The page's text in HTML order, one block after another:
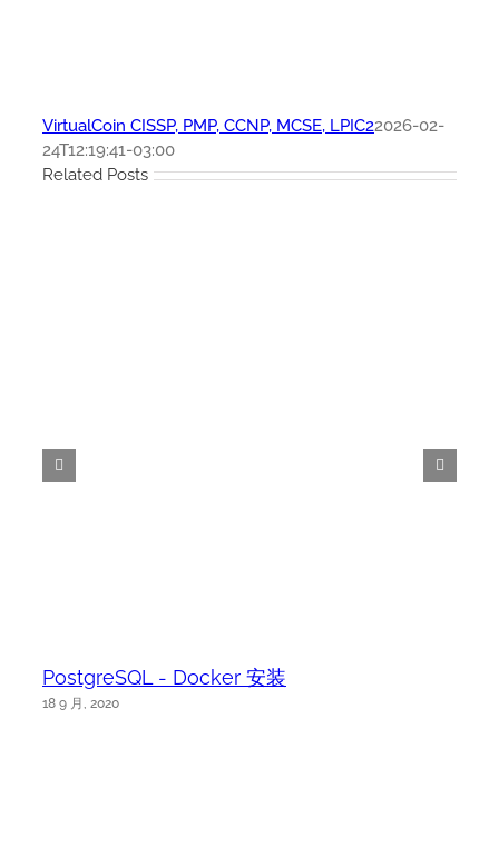
VirtualCoin CISSP, PMP, CCNP, MCSE, LPIC22026-02-
24T12:19:41-03:00
Related Posts
PostgreSQL - Docker 安装
18 9 月, 2020